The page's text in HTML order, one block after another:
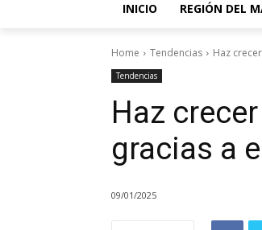
INICIO REGIÓN DEL
Home Tendencias Haz
Tendencias
Haz
gracias a
09/01/2025